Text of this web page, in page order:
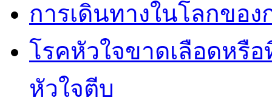
การเดินทางในโลกขอ
โรคหัวใจขาดเลือดหรื
หัวใจตีบ